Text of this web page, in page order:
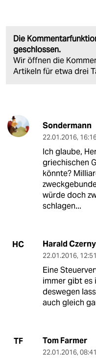
Die
geschlossen.
Wir öffnen die
Artikeln für etwa drei
Sondermann
22.01.2016,
Ich glaube,
griechischen
könnte?
würde doch
schlagen...
HC Harald Czerny
22.01.2016,
Eine
immer gibt es
deswegen
auch gleich
TF Tom Farmer
22.01.2016,